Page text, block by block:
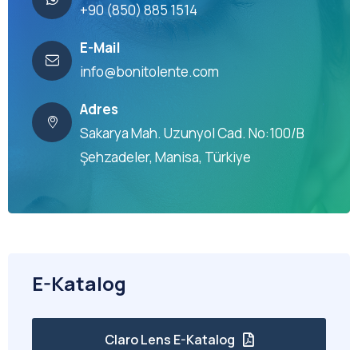
+90 (850) 885 1514
E-Mail
info@bonitolente.com
Adres
Sakarya Mah. Uzunyol Cad. No:100/B
Şehzadeler, Manisa, Türkiye
E-Katalog
Claro Lens E-Katalog